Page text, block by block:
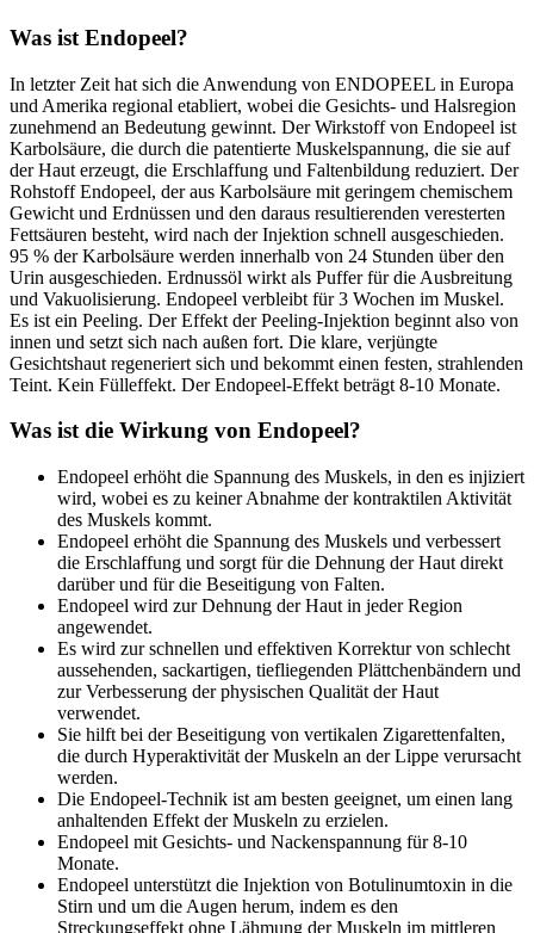
Was ist Endopeel?
In letzter Zeit hat sich die Anwendung von ENDOPEEL in Europa
und Amerika regional etabliert, wobei die Gesichts- und Halsregion
zunehmend an Bedeutung gewinnt. Der Wirkstoff von Endopeel ist
Karbolsäure, die durch die patentierte Muskelspannung, die sie auf
der Haut erzeugt, die Erschlaffung und Faltenbildung reduziert. Der
Rohstoff Endopeel, der aus Karbolsäure mit geringem chemischem
Gewicht und Erdnüssen und den daraus resultierenden veresterten
Fettsäuren besteht, wird nach der Injektion schnell ausgeschieden.
95 % der Karbolsäure werden innerhalb von 24 Stunden über den
Urin ausgeschieden. Erdnussöl wirkt als Puffer für die Ausbreitung
und Vakuolisierung. Endopeel verbleibt für 3 Wochen im Muskel.
Es ist ein Peeling. Der Effekt der Peeling-Injektion beginnt also von
innen und setzt sich nach außen fort. Die klare, verjüngte
Gesichtshaut regeneriert sich und bekommt einen festen, strahlenden
Teint. Kein Fülleffekt. Der Endopeel-Effekt beträgt 8-10 Monate.
Was ist die Wirkung von Endopeel?
Endopeel erhöht die Spannung des Muskels, in den es injiziert
wird, wobei es zu keiner Abnahme der kontraktilen Aktivität
des Muskels kommt.
Endopeel erhöht die Spannung des Muskels und verbessert
die Erschlaffung und sorgt für die Dehnung der Haut direkt
darüber und für die Beseitigung von Falten.
Endopeel wird zur Dehnung der Haut in jeder Region
angewendet.
Es wird zur schnellen und effektiven Korrektur von schlecht
aussehenden, sackartigen, tiefliegenden Plättchenbändern und
zur Verbesserung der physischen Qualität der Haut
verwendet.
Sie hilft bei der Beseitigung von vertikalen Zigarettenfalten,
die durch Hyperaktivität der Muskeln an der Lippe verursacht
werden.
Die Endopeel-Technik ist am besten geeignet, um einen lang
anhaltenden Effekt der Muskeln zu erzielen.
Endopeel mit Gesichts- und Nackenspannung für 8-10
Monate.
Endopeel unterstützt die Injektion von Botulinumtoxin in die
Stirn und um die Augen herum, indem es den
Streckungseffekt ohne Lähmung der Muskeln im mittleren